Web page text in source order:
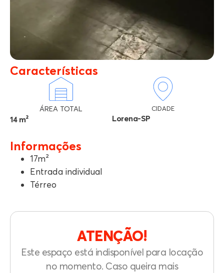
Características
ÁREA TOTAL
14 m²
CIDADE
Lorena-SP
Informações
17m²
Entrada individual
Térreo
ATENÇÃO!
Este espaço está indisponível para locação
no momento. Caso queira mais